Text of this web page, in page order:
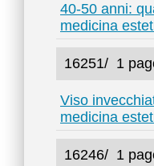
40-50 anni:
medicina
16251/ 1
Viso
medicina
16246/ 1